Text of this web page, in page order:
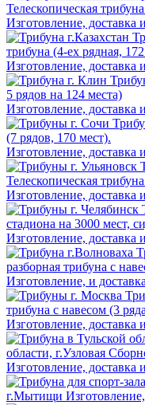
Телескопическая
Изготовление,
трибуна (4-ех рядная,
Изготовление,
5 рядов на 124 места)
Изготовление, доставка
(7 рядов, 170 мест).
Изготовление,
Телескопическая
Изготовление, доставка
стадиона на 3000 мест,
Изготовление,
разборная трибуна с
Изготовление, и
трибуна с навесом (3
Изготовление, доставка
области, г.Узловая
Изготовление, доставка
г.Мытищи